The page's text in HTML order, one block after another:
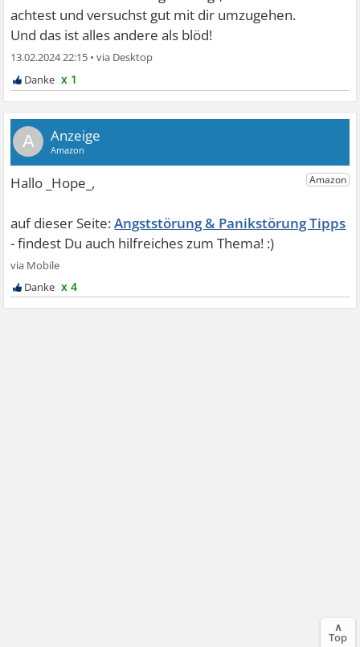
achtest und versuchst gut mit dir umzugehen.
Und das ist alles andere als blöd!
13.02.2024 22:15 •
x 1
A
Angststörung & Panikstörung Tipps
x 4
∧
Top